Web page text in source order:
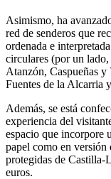
Asimismo, ha
red de senderos que
ordenada e
circulares (por un
Atanzón, Caspueñas
Fuentes de la Alcarria
Además, se está
experiencia del
espacio que incorpore
papel como en versión
protegidas de Castilla-
euros.